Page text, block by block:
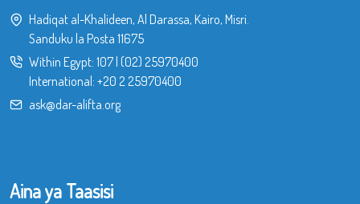
Hadiqat al-Khalideen, Al Darassa, Kairo, Misri.
Sanduku la Posta 11675
Within Egypt: 107| (02) 25970400
International: +20 2 25970400
ask@dar-alifta.org
Aina ya Taasisi